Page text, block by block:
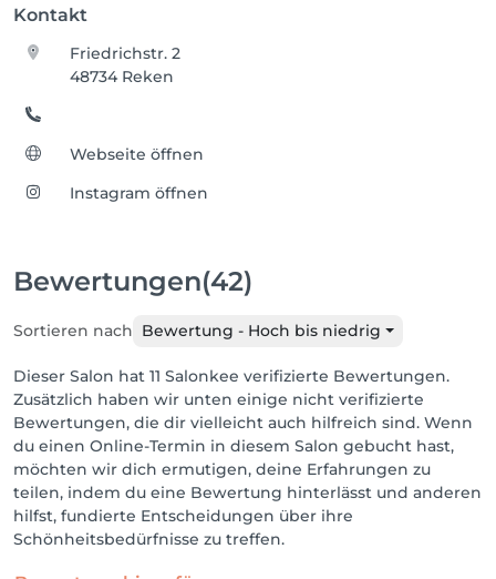
Kontakt
Friedrichstr. 2
48734 Reken
Webseite öffnen
Instagram öffnen
Bewertungen(42)
Sortieren nach Bewertung - Hoch bis niedrig
Dieser Salon hat 11 Salonkee verifizierte Bewertungen.
Zusätzlich haben wir unten einige nicht verifizierte
Bewertungen, die dir vielleicht auch hilfreich sind. Wenn
du einen Online-Termin in diesem Salon gebucht hast,
möchten wir dich ermutigen, deine Erfahrungen zu
teilen, indem du eine Bewertung hinterlässt und anderen
hilfst, fundierte Entscheidungen über ihre
Schönheitsbedürfnisse zu treffen.